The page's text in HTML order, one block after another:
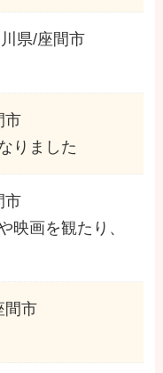
県/座間市
市
りました
市
映画を観たり、
間市